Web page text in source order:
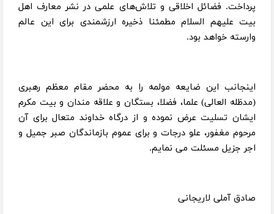
پرداخت. فضائل اخلاقی و تلاش‌های علمی در نشر معارف اهل
بیت علیهم السلام مطمئنا ذخیره ارزشمندی برای این عالم
وارسته خواهد بود.
اینجانب این ضایعه مولمه را به محضر مقام معظم رهبری
(مدظله العالی) علما، فضلا، بستگان و علاقه مندان و بیت مکرم
ایشان تسلیت عرض نموده و از درگاه خداوند متعال برای آن
مرحوم مغفور، علو درجات و برای عموم بازماندگان صبر جمیل و
اجر جزیل مسئلت می نمایم.
صادق آملی لاریجانی